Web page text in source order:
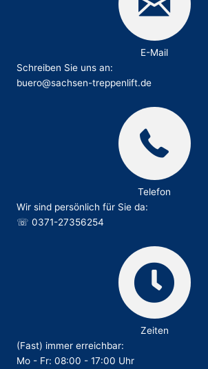
E-Mail
Schreiben Sie uns an:
buero@sachsen-treppenlift.de
Telefon
Wir sind persönlich für Sie da:
☏ 0371-27356254
Zeiten
(Fast) immer erreichbar:
Mo - Fr: 08:00 - 17:00 Uhr